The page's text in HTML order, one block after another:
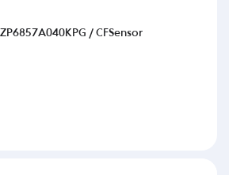
/ CFSensor